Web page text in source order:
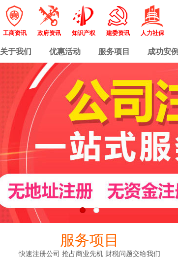
工商资讯 政府资讯 知识产权 建委资讯 人力社保
关于我们 优惠活动 服务项目 成功安例
服务项目
快速注册公司 抢占商业先机 财税问题交给我们